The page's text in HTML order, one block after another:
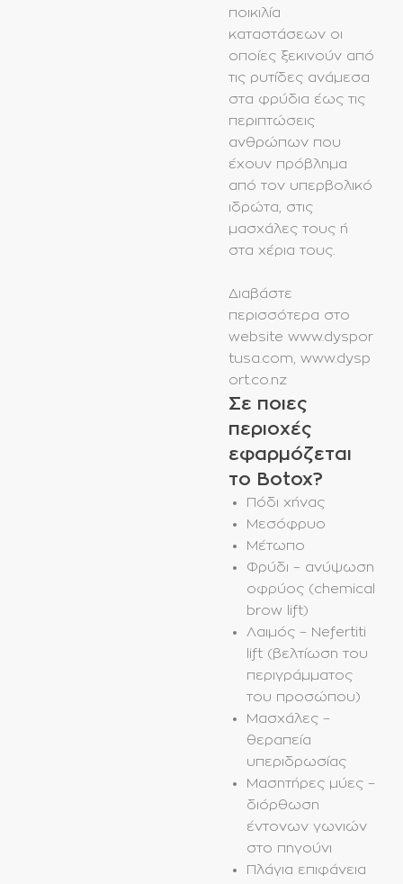
ποικιλία
καταστάσεων οι
οποίες ξεκινούν από
τις ρυτίδες ανάμεσα
στα φρύδια έως τις
περιπτώσεις
ανθρώπων που
έχουν πρόβλημα
από τον υπερβολικό
ιδρώτα, στις
μασχάλες τους ή
στα χέρια τους.
Διαβάστε
περισσότερα στο
website www.dyspor
tusa.com, www.dysp
ort.co.nz
Σε ποιες
περιοχές
εφαρμόζεται
το Botox?
Πόδι χήνας
Μεσόφρυο
Μέτωπο
Φρύδι – ανύψωση
oφρύος (chemical
brow lift)
Λαιμός – Nefertiti
lift (βελτίωση του
περιγράμματος
του προσώπου)
Μασχάλες –
θεραπεία
υπεριδρωσίας
Μασητήρες μύες –
διόρθωση
έντονων γωνιών
στο πηγούνι
Πλάγια επιφάνεια